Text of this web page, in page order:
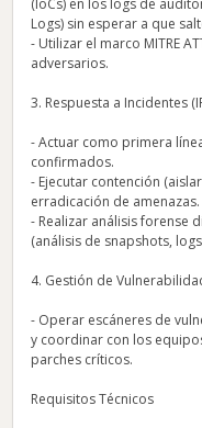
(IoCs) en los logs de
Logs) sin esperar a que
- Utilizar el marco MITRE
adversarios.
3. Respuesta a Incidentes
- Actuar como primera
confirmados.
- Ejecutar contención
erradicación de amenazas.
- Realizar análisis forense
(análisis de snapshots,
4. Gestión de
- Operar escáneres de
y coordinar con los
parches críticos.
Requisitos Técnicos